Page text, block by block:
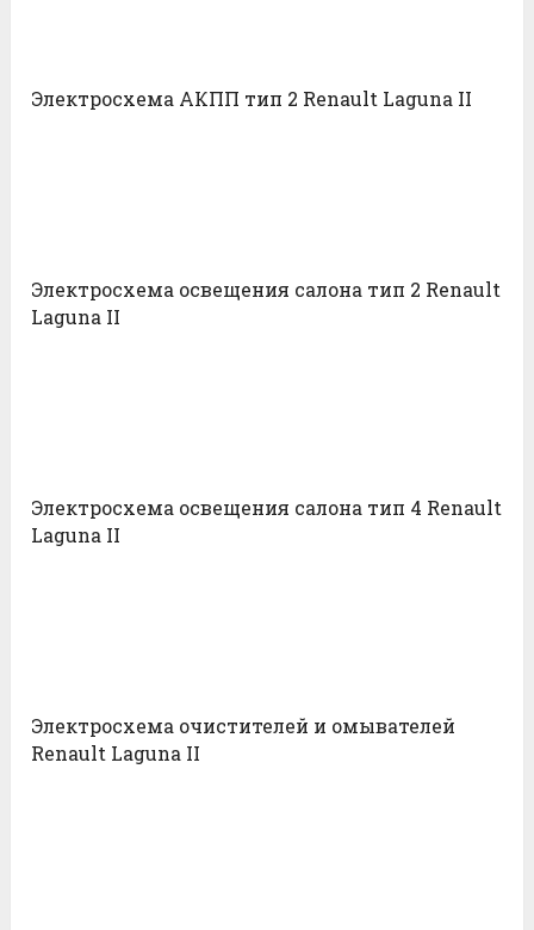
Электросхема АКПП тип 2 Renault Laguna II
Электросхема освещения салона тип 2 Renault
Laguna II
Электросхема освещения салона тип 4 Renault
Laguna II
Электросхема очистителей и омывателей
Renault Laguna II